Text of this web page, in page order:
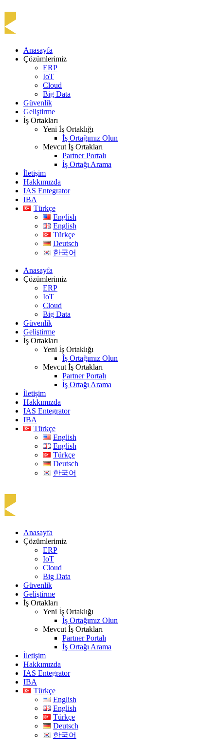
Anasayfa
Çözümlerimiz
ERP
IoT
Cloud
Big Data
Güvenlik
Geliştirme
İş Ortakları
Yeni İş Ortaklığı
İş Ortağımız Olun
Mevcut İş Ortakları
Partner Portalı
İş Ortağı Arama
İletişim
Hakkımızda
IAS Entegrator
IBA
Türkçe
English
English
Türkçe
Deutsch
한국어
Anasayfa
Çözümlerimiz
ERP
IoT
Cloud
Big Data
Güvenlik
Geliştirme
İş Ortakları
Yeni İş Ortaklığı
İş Ortağımız Olun
Mevcut İş Ortakları
Partner Portalı
İş Ortağı Arama
İletişim
Hakkımızda
IAS Entegrator
IBA
Türkçe
English
English
Türkçe
Deutsch
한국어
Anasayfa
Çözümlerimiz
ERP
IoT
Cloud
Big Data
Güvenlik
Geliştirme
İş Ortakları
Yeni İş Ortaklığı
İş Ortağımız Olun
Mevcut İş Ortakları
Partner Portalı
İş Ortağı Arama
İletişim
Hakkımızda
IAS Entegrator
IBA
Türkçe
English
English
Türkçe
Deutsch
한국어